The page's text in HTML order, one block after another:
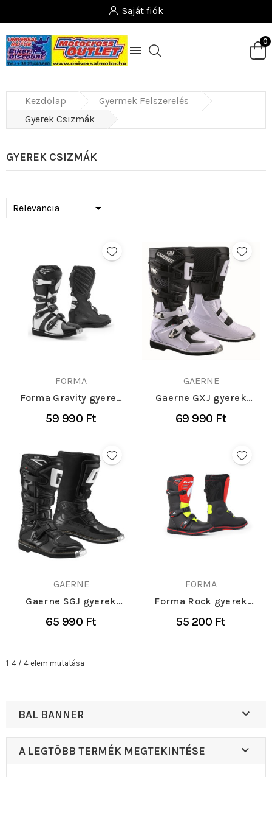
Saját fiók

0
Kezdőlap
Gyermek Felszerelés
Gyerek Csizmák
GYEREK CSIZMÁK
Relevancia 
FORMA
Forma Gravity gyerek
59 990 Ft
GAERNE
Gaerne GXJ gyerek
69 990 Ft
GAERNE
Gaerne SGJ gyerek
65 990 Ft
FORMA
Forma Rock gyerek
55 200 Ft
1-4 / 4 elem mutatása
BAL BANNER 
A LEGTÖBB TERMÉK MEGTEKINTÉSE 